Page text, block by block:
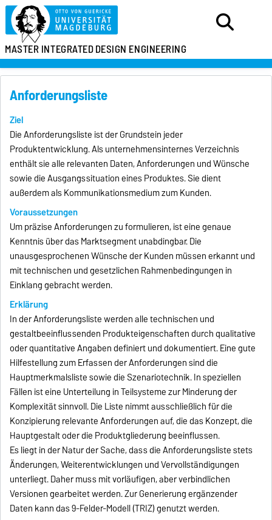
MASTERINTEGRATEDDESIGN ENGINEERING
Anforderungsliste
Ziel
Die Anforderungsliste ist der Grundstein jeder
Produktentwicklung. Als unternehmensinternes Verzeichnis
enthält sie alle relevanten Daten, Anforderungen und Wünsche
sowie die Ausgangssituation eines Produktes. Sie dient
außerdem als Kommunikationsmedium zum Kunden.
Voraussetzungen
Um präzise Anforderungen zu formulieren, ist eine genaue
Kenntnis über das Marktsegment unabdingbar. Die
unausgesprochenen Wünsche der Kunden müssen erkannt und
mit technischen und gesetzlichen Rahmenbedingungen in
Einklang gebracht werden.
Erklärung
In der Anforderungsliste werden alle technischen und
gestaltbeeinflussenden Produkteigenschaften durch qualitative
oder quantitative Angaben definiert und dokumentiert. Eine gute
Hilfestellung zum Erfassen der Anforderungen sind die
Hauptmerkmalsliste sowie die Szenariotechnik. In speziellen
Fällen ist eine Unterteilung in Teilsysteme zur Minderung der
Komplexität sinnvoll. Die Liste nimmt ausschließlich für die
Konzipierung relevante Anforderungen auf, die das Konzept, die
Hauptgestalt oder die Produktgliederung beeinflussen.
Es liegt in der Natur der Sache, dass die Anforderungsliste stets
Änderungen, Weiterentwicklungen und Vervollständigungen
unterliegt. Daher muss mit vorläufigen, aber verbindlichen
Versionen gearbeitet werden. Zur Generierung ergänzender
Daten kann das 9-Felder-Modell (TRIZ) genutzt werden.